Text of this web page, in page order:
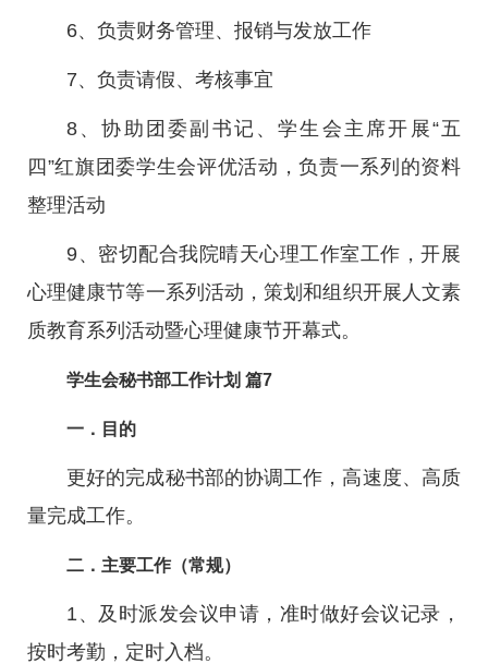
6、负责财务管理、报销与发放工作
7、负责请假、考核事宜
8、协助团委副书记、学生会主席开展“五
四”红旗团委学生会评优活动，负责一系列的资料
整理活动
9、密切配合我院晴天心理工作室工作，开展
心理健康节等一系列活动，策划和组织开展人文素
质教育系列活动暨心理健康节开幕式。
学生会秘书部工作计划 篇7
一．目的
更好的完成秘书部的协调工作，高速度、高质
量完成工作。
二．主要工作（常规）
1、及时派发会议申请，准时做好会议记录，
按时考勤，定时入档。